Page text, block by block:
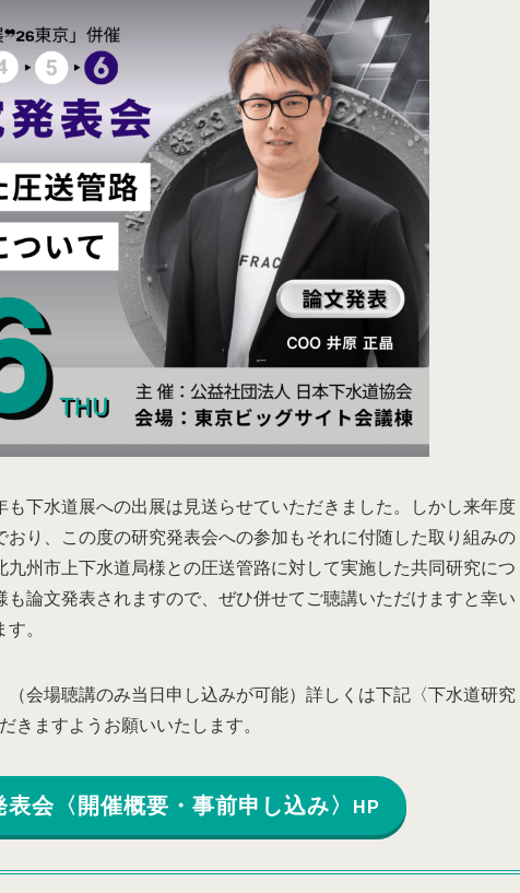
下水道展への出展は見送らせていただきました。しかし来年度
り、この度の研究発表会への参加もそれに付随した取り組みの
州市上下水道局様との圧送管路に対して実施した共同研究につ
論文発表されますので、ぜひ併せてご聴講いただけますと幸い
。
会場聴講のみ当日申し込みが可能）詳しくは下記〈下水道研究
きますようお願いいたします。
会〈開催概要・事前申し込み〉 HP